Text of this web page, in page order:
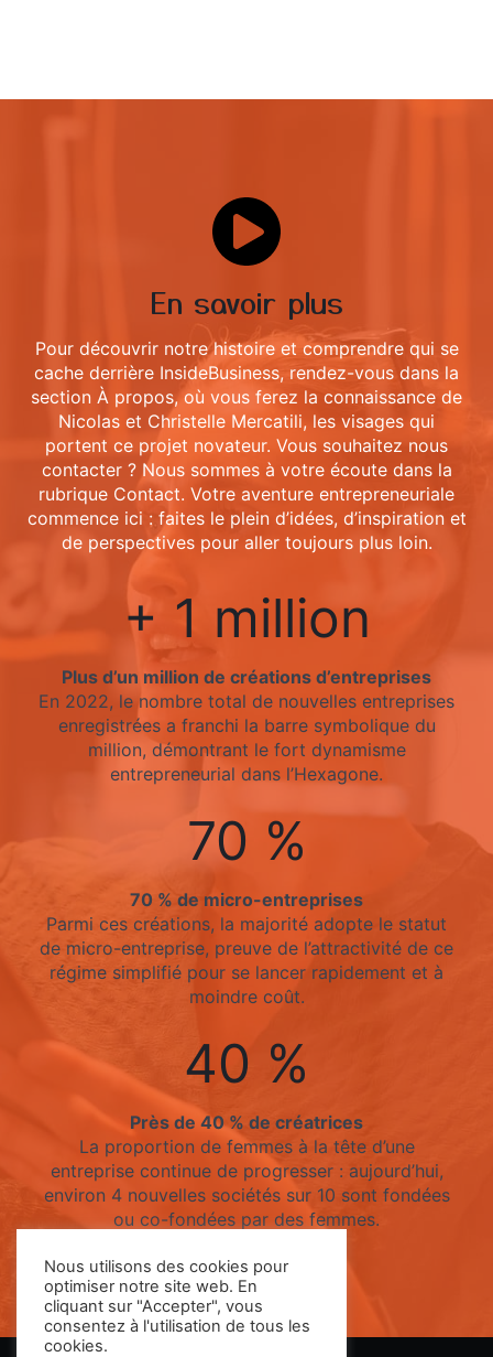
En savoir plus
Pour découvrir notre histoire et comprendre qui se
cache derrière InsideBusiness, rendez-vous dans la
section À propos, où vous ferez la connaissance de
Nicolas et Christelle Mercatili, les visages qui
portent ce projet novateur. Vous souhaitez nous
contacter ? Nous sommes à votre écoute dans la
rubrique Contact. Votre aventure entrepreneuriale
commence ici : faites le plein d’idées, d’inspiration et
de perspectives pour aller toujours plus loin.
+ 1 million
Plus d’un million de créations d’entreprises
En 2022, le nombre total de nouvelles entreprises
enregistrées a franchi la barre symbolique du
million, démontrant le fort dynamisme
entrepreneurial dans l’Hexagone.
70 %
70 % de micro-entreprises
Parmi ces créations, la majorité adopte le statut
de micro-entreprise, preuve de l’attractivité de ce
régime simplifié pour se lancer rapidement et à
moindre coût.
40 %
Près de 40 % de créatrices
La proportion de femmes à la tête d’une
entreprise continue de progresser : aujourd’hui,
environ 4 nouvelles sociétés sur 10 sont fondées
ou co-fondées par des femmes.
Nous utilisons des cookies pour
optimiser notre site web. En
cliquant sur "Accepter", vous
consentez à l'utilisation de tous les
cookies.